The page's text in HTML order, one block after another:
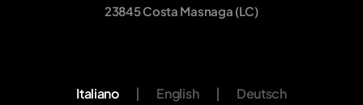
23845 Costa Masnaga (LC)
Italiano | English | Deutsch